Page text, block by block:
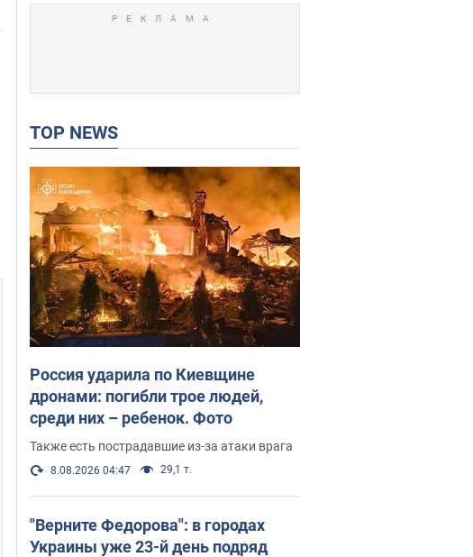
TOP NEWS
Россия ударила по Киевщине
дронами: погибли трое людей,
среди них – ребенок. Фото
Также есть пострадавшие из-за атаки врага
8.08.2026 04:47 29,1 т.
"Верните Федорова": в городах
Украины уже 23-й день подряд